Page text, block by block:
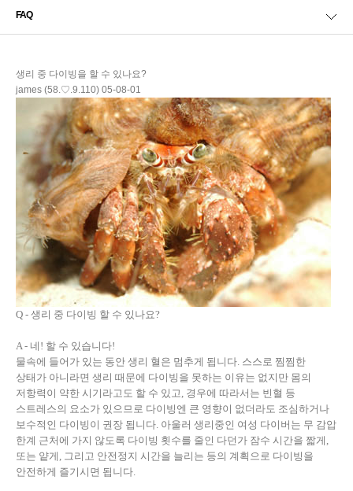
FAQ
생리 중 다이빙을 할 수 있나요?
james (58.♡.9.110) 05-08-01
Q - 생리 중 다이빙 할 수 있나요?
A - 네 ! 할 수 있습니다!
물속에 들어가 있는 동안 생리 혈은 멈추게 됩니다. 스스로 찜찜한
상태가 아니라면 생리 때문에 다이빙을 못하는 이유는 없지만 몸의
저항력이 약한 시기라고도 할 수 있고, 경우에 따라서는 빈혈 등
스트레스의 요소가 있으므로 다이빙엔 큰 영향이 없더라도 조심하거나
보수적인 다이빙이 권장 됩니다. 아울러 생리중인 여성 다이버는 무 감압
한계 근처에 가지 않도록 다이빙 횟수를 줄인 다던가 잠수 시간을 짧게 ,
또는 얕게 , 그리고 안전정지 시간을 늘리는 등의 계획으로 다이빙을
안전하게 즐기시면 됩니다.